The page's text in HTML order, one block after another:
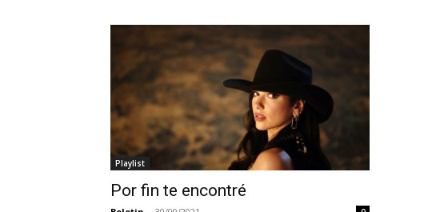
Playlist
Por fin te encontré